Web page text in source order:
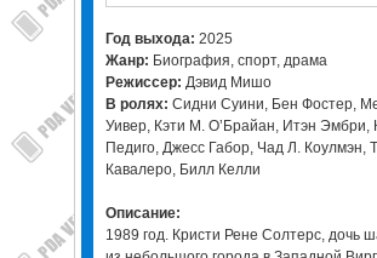
Год выхода: 2025
Жанр: Биография, спорт, драма
Режиссер: Дэвид Мишо
В ролях: Сидни Суини, Бен Фостер,
Уивер, Кэти М. О’Брайан, Итэн Эмбри,
Педиго, Джесс Габор, Чад Л. Коулмэн,
Кавалеро, Билл Келли
Описание:
1989 год. Кристи Рене Солтерс, дочь